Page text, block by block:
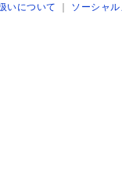
いについて ｜ ソーシャ